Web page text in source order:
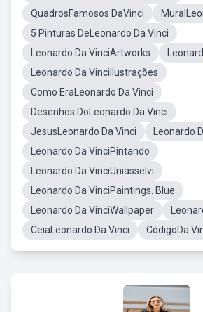
QuadrosFamosos DaVinci
5 Pinturas DeLeonardo Da Vinci
Leonardo Da VinciArtworks
Leonardo Da VinciIlustrações
Como EraLeonardo Da Vinci
Desenhos DoLeonardo Da Vinci
JesusLeonardo Da Vinci
Leonardo
Leonardo Da VinciPintando
Leonardo Da VinciUniasselvi
Leonardo Da VinciPaintings. Blue
Leonardo Da VinciWallpaper
CeiaLeonardo Da Vinci
CódigoDa